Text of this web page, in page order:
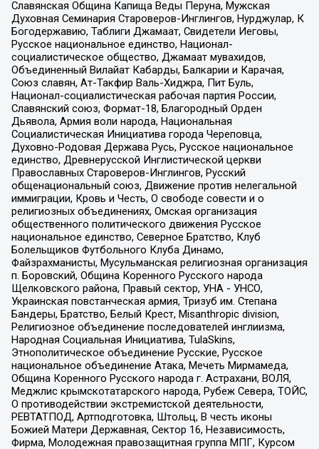
Славянская Община Капища Веды Перуна, Мужская
Духовная Семинария Староверов-Инглингов, Нурджулар, К
Богодержавию, Таблиги Джамаат, Свидетели Иеговы,
Русское национальное единство, Национал-
социалистическое общество, Джамаат мувахидов,
Объединенный Вилайат Кабарды, Балкарии и Карачая,
Союз славян, Ат-Такфир Валь-Хиджра, Пит Буль,
Национал-социалистическая рабочая партия России,
Славянский союз, Формат-18, Благородный Орден
Дьявола, Армия воли народа, Национальная
Социалистическая Инициатива города Череповца,
Духовно-Родовая Держава Русь, Русское национальное
единство, Древнерусской Инглистической церкви
Православных Староверов-Инглингов, Русский
общенациональный союз, Движение против нелегальной
иммиграции, Кровь и Честь, О свободе совести и о
религиозных объединениях, Омская организация
общественного политического движения Русское
национальное единство, Северное Братство, Клуб
Болельщиков Футбольного Клуба Динамо,
Файзрахманисты, Мусульманская религиозная организация
п. Боровский, Община Коренного Русского народа
Щелковского района, Правый сектор, УНА - УНСО,
Украинская повстанческая армия, Тризуб им. Степана
Бандеры, Братство, Белый Крест, Misanthropic division,
Религиозное объединение последователей инглиизма,
Народная Социальная Инициатива, TulaSkins,
Этнополитическое объединение Русские, Русское
национальное объединение Атака, Мечеть Мирмамеда,
Община Коренного Русского народа г. Астрахани, ВОЛЯ,
Меджлис крымскотатарского народа, Рубеж Севера, ТОЙС,
О противодействии экстремистской деятельности,
РЕВТАТПОД, Артподготовка, Штольц, В честь иконы
Божией Матери Державная, Сектор 16, Независимость,
Фирма, Молодежная правозащитная группа МПГ, Курсом